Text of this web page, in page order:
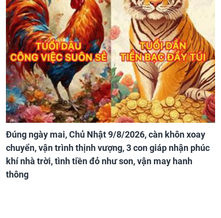
Đúng ngày mai, Chủ Nhật 9/8/2026, càn khôn xoay
chuyển, vận trình thịnh vượng, 3 con giáp nhận phúc
khí nhà trời, tình tiền đỏ như son, vận may hanh
thông